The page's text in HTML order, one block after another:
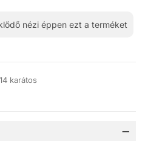
nézi éppen ezt a terméket
karátos